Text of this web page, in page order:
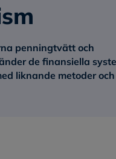
penningtvätt och
de finansiella
liknande metoder